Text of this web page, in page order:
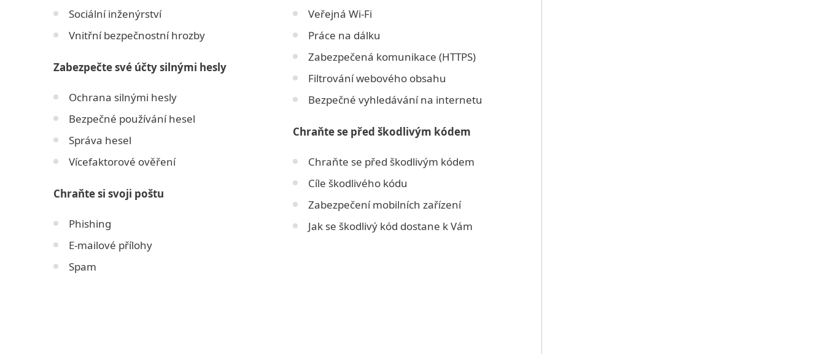
Sociální inženýrství
Vnitřní bezpečnostní hrozby
Zabezpečte své účty silnými hesly
Ochrana silnými hesly
Bezpečné používání hesel
Správa hesel
Vícefaktorové ověření
Chraňte si svoji poštu
Phishing
E-mailové přílohy
Spam
Veřejná Wi-Fi
Práce na dálku
Zabezpečená komunikace (HTTPS)
Filtrování webového obsahu
Bezpečné vyhledávání na internetu
Chraňte se před škodlivým kódem
Chraňte se před škodlivým kódem
Cíle škodlivého kódu
Zabezpečení mobilních zařízení
Jak se škodlivý kód dostane k Vám